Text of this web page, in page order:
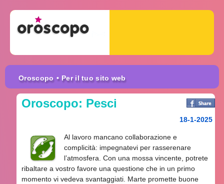
Oroscopo • Per il tuo sito web
Oroscopo: Pesci
18-1-2025
Al lavoro mancano collaborazione e
complicità: impegnatevi per rasserenare
l’atmosfera. Con una mossa vincente, potrete
ribaltare a vostro favore una questione che in un primo
momento vi vedeva svantaggiati. Marte promette buone